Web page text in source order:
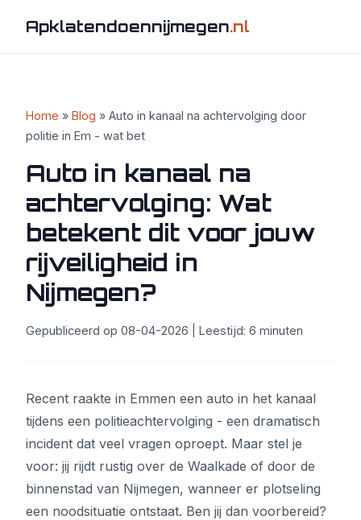
Apklatendoennijmegen.nl
Home » Blog » Auto in kanaal na achtervolging door
politie in Em - wat bet
Auto in kanaal na
achtervolging: Wat
betekent dit voor jouw
rijveiligheid in
Nijmegen?
Gepubliceerd op 08-04-2026 | Leestijd: 6 minuten
Recent raakte in Emmen een auto in het kanaal
tijdens een politieachtervolging - een dramatisch
incident dat veel vragen oproept. Maar stel je
voor: jij rijdt rustig over de Waalkade of door de
binnenstad van Nijmegen, wanneer er plotseling
een noodsituatie ontstaat. Ben jij dan voorbereid?